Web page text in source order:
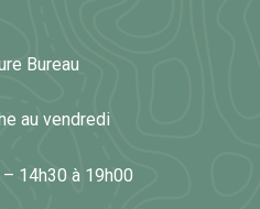
Bureau
au vendredi
14h30 à 19h00